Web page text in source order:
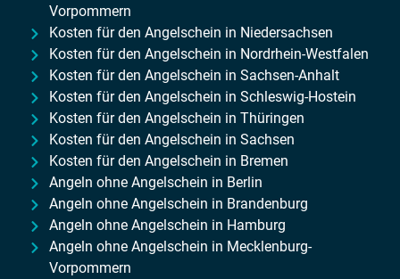
Vorpommern
Kosten für den Angelschein in Niedersachsen
Kosten für den Angelschein in Nordrhein-Westfalen
Kosten für den Angelschein in Sachsen-Anhalt
Kosten für den Angelschein in Schleswig-Hostein
Kosten für den Angelschein in Thüringen
Kosten für den Angelschein in Sachsen
Kosten für den Angelschein in Bremen
Angeln ohne Angelschein in Berlin
Angeln ohne Angelschein in Brandenburg
Angeln ohne Angelschein in Hamburg
Angeln ohne Angelschein in Mecklenburg-
Vorpommern